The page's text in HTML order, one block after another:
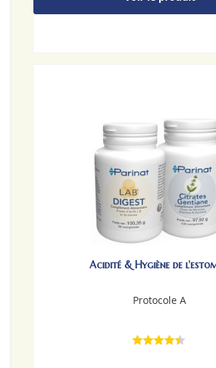
Acidité & Hygiène de
Protocole A